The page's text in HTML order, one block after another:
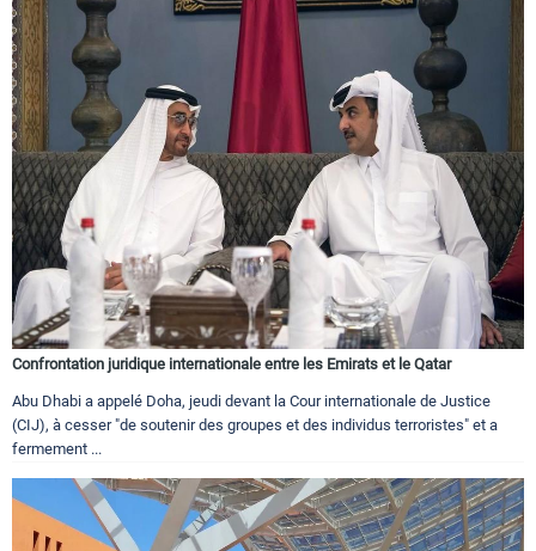
Confrontation juridique internationale entre les Emirats et le Qatar
Abu Dhabi a appelé Doha, jeudi devant la Cour internationale de Justice
(CIJ), à cesser "de soutenir des groupes et des individus terroristes" et a
fermement ...